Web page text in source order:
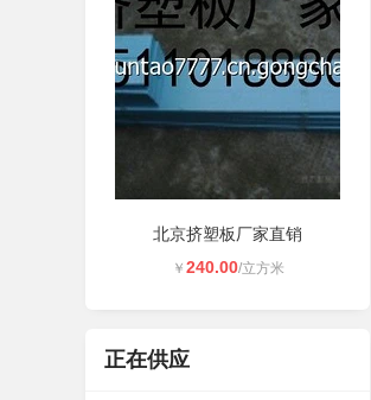
北京挤塑板厂家直销
￥ 240.00/立方米
正在供应